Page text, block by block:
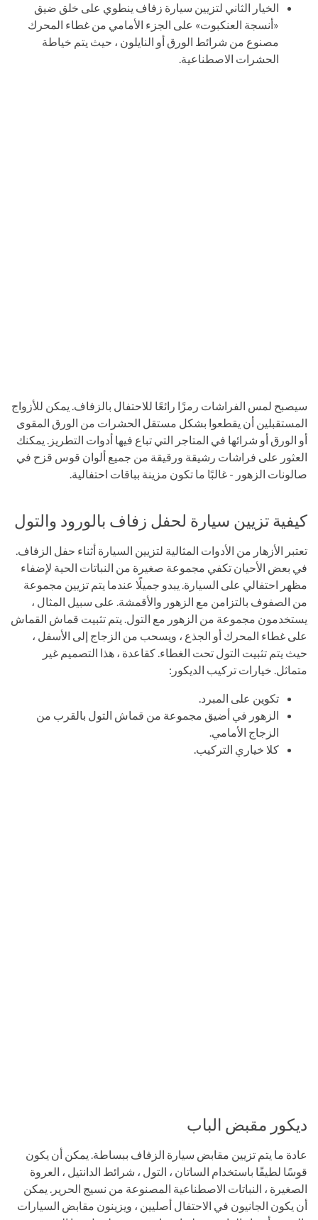
الخيار الثاني لتزيين سيارة زفاف ينطوي على خلق ضيق
«أنسجة العنكبوت» على الجزء الأمامي من غطاء المحرك
مصنوع من شرائط الورق أو النايلون ، حيث يتم خياطة
الحشرات الاصطناعية.
سيصبح لمس الفراشات رمزًا رائعًا للاحتفال بالزفاف. يمكن للأزواج
المستقبلين أن يقطعوا بشكل مستقل الحشرات من الورق المقوى
أو الورق أو شرائها في المتاجر التي تباع فيها أدوات التطريز. يمكنك
العثور على فراشات رشيقة ورقيقة من جميع ألوان قوس قزح في
صالونات الزهور - غالبًا ما تكون مزينة بباقات احتفالية.
كيفية تزيين سيارة لحفل زفاف بالورود والتول
تعتبر الأزهار من الأدوات المثالية لتزيين السيارة أثناء حفل الزفاف.
في بعض الأحيان تكفي مجموعة صغيرة من النباتات الحية لإضفاء
مظهر احتفالي على السيارة. يبدو جميلًا عندما يتم تزيين مجموعة
من الصفوف بالتزامن مع الزهور والأقمشة. على سبيل المثال ،
يستخدمون مجموعة من الزهور مع التول. يتم تثبيت قماش القماش
على غطاء المحرك أو الجذع ، ويسحب من الزجاج إلى الأسفل ،
حيث يتم تثبيت التول تحت الغطاء. كقاعدة ، هذا التصميم غير
متماثل. خيارات تركيب الديكور:
تكوين على المبرد.
الزهور في أضيق مجموعة من قماش التول بالقرب من
الزجاج الأمامي.
كلا خياري التركيب.
ديكور مقبض الباب
عادة ما يتم تزيين مقابض سيارة الزفاف ببساطة. يمكن أن يكون
قوسًا لطيفًا باستخدام الساتان ، التول ، شرائط الدانتيل ، العروة
الصغيرة ، النباتات الاصطناعية المصنوعة من نسيج الحرير. يمكن
أن يكون الجانيون في الاحتفال أصليين ، ويزينون مقابض السيارات